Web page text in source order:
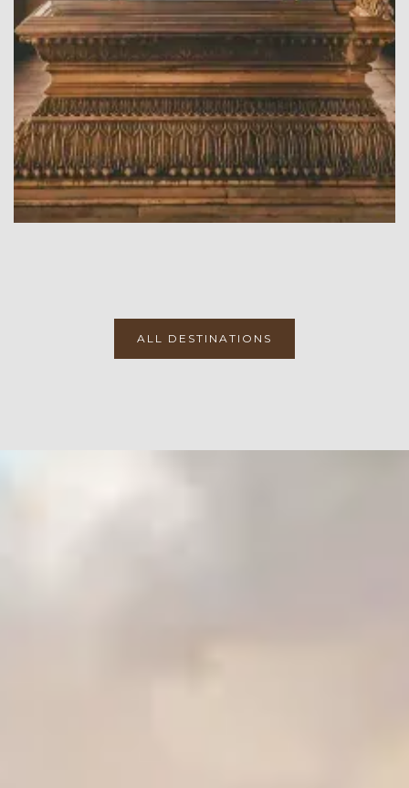
ALL DESTINATIONS